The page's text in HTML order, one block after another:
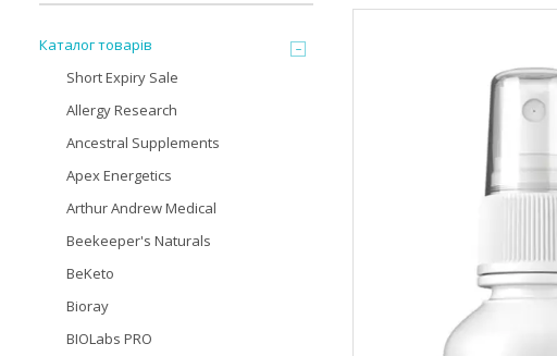
Каталог товарів
Short Expiry Sale
Allergy Research
Ancestral Supplements
Apex Energetics
Arthur Andrew Medical
Beekeeper's Naturals
BeKeto
Bioray
BIOLabs PRO